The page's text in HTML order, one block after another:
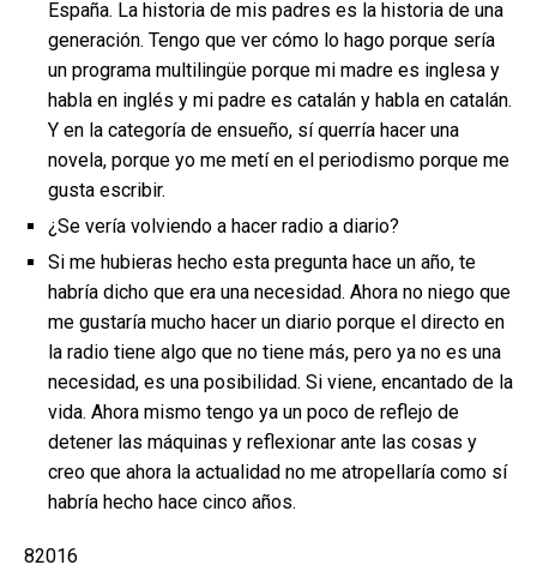
España. La historia de mis padres es la historia de una
generación. Tengo que ver cómo lo hago porque sería
un programa multilingüe porque mi madre es inglesa y
habla en inglés y mi padre es catalán y habla en catalán.
Y en la categoría de ensueño, sí querría hacer una
novela, porque yo me metí en el periodismo porque me
gusta escribir.
¿Se vería volviendo a hacer radio a diario?
Si me hubieras hecho esta pregunta hace un año, te
habría dicho que era una necesidad. Ahora no niego que
me gustaría mucho hacer un diario porque el directo en
la radio tiene algo que no tiene más, pero ya no es una
necesidad, es una posibilidad. Si viene, encantado de la
vida. Ahora mismo tengo ya un poco de reflejo de
detener las máquinas y reflexionar ante las cosas y
creo que ahora la actualidad no me atropellaría como sí
habría hecho hace cinco años.
82016